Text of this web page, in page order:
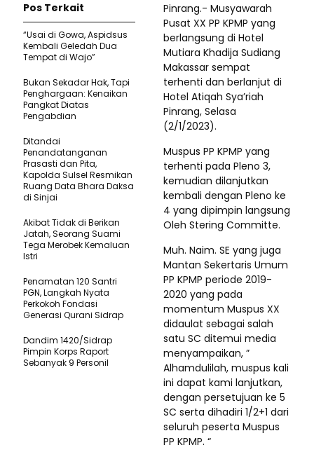
Pinrang.- Musyawarah
Pusat XX PP KPMP yang
berlangsung di Hotel
Mutiara Khadija Sudiang
Makassar sempat
terhenti dan berlanjut di
Hotel Atiqah Sya’riah
Pinrang, Selasa
(2/1/2023).
Muspus PP KPMP yang
terhenti pada Pleno 3,
kemudian dilanjutkan
kembali dengan Pleno ke
4 yang dipimpin langsung
Oleh Stering Committe.
Muh. Naim. SE yang juga
Mantan Sekertaris Umum
PP KPMP periode 2019-
2020 yang pada
momentum Muspus XX
didaulat sebagai salah
satu SC ditemui media
menyampaikan, ”
Alhamdulilah, muspus kali
ini dapat kami lanjutkan,
dengan persetujuan ke 5
SC serta dihadiri 1/2+1 dari
seluruh peserta Muspus
PP KPMP. “
Pos Terkait
“Usai di Gowa, Aspidsus
Kembali Geledah Dua
Tempat di Wajo”
Bukan Sekadar Hak, Tapi
Penghargaan: Kenaikan
Pangkat Diatas
Pengabdian
Ditandai
Penandatanganan
Prasasti dan Pita,
Kapolda Sulsel Resmikan
Ruang Data Bhara Daksa
di Sinjai
Akibat Tidak di Berikan
Jatah, Seorang Suami
Tega Merobek Kemaluan
Istri
Penamatan 120 Santri
PGN, Langkah Nyata
Perkokoh Fondasi
Generasi Qurani Sidrap
Dandim 1420/Sidrap
Pimpin Korps Raport
Sebanyak 9 Personil